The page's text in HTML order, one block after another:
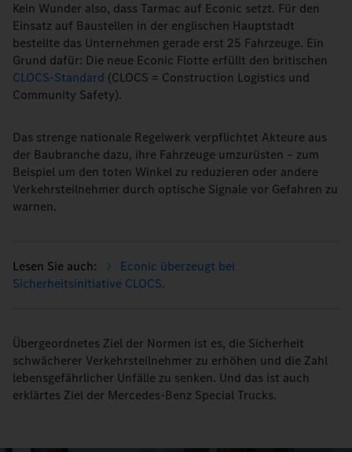
Kein Wunder also, dass Tarmac auf Econic setzt. Für den
Einsatz auf Baustellen in der englischen Hauptstadt
bestellte das Unternehmen gerade erst 25 Fahrzeuge. Ein
Grund dafür: Die neue Econic Flotte erfüllt den britischen
CLOCS-Standard (CLOCS = Construction Logistics und
Community Safety).
Das strenge nationale Regelwerk verpflichtet Akteure aus
der Baubranche dazu, ihre Fahrzeuge umzurüsten – zum
Beispiel um den toten Winkel zu reduzieren oder andere
Verkehrsteilnehmer durch optische Signale vor Gefahren zu
warnen.
Econic überzeugt bei
Sicherheitsinitiative CLOCS.
Übergeordnetes Ziel der Normen ist es, die Sicherheit
schwächerer Verkehrsteilnehmer zu erhöhen und die Zahl
lebensgefährlicher Unfälle zu senken. Und das ist auch
erklärtes Ziel der Mercedes-Benz Special Trucks.